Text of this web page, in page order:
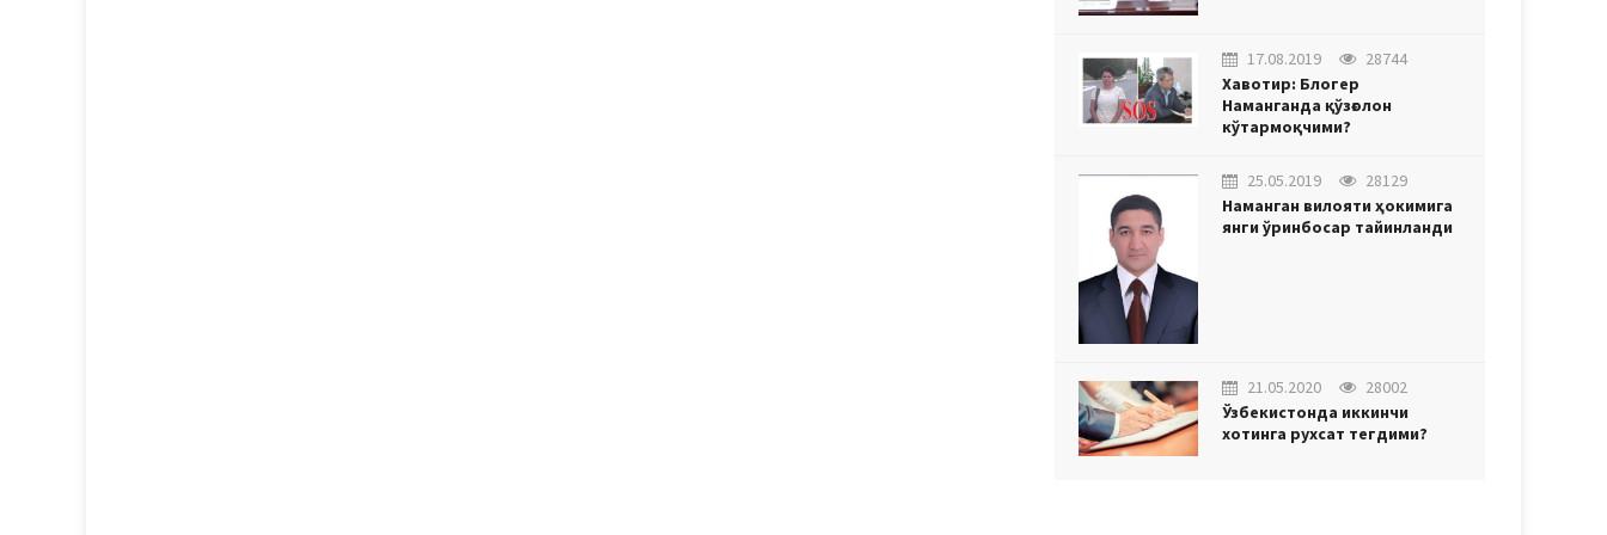
17.08.2019
28744
Хавотир: Блогер
Наманганда қўзғолон
кўтармоқчими?
25.05.2019
28129
Наманган вилояти ҳокимига
янги ўринбосар тайинланди
21.05.2020
28002
Ўзбекистонда иккинчи
хотинга рухсат тегдими?